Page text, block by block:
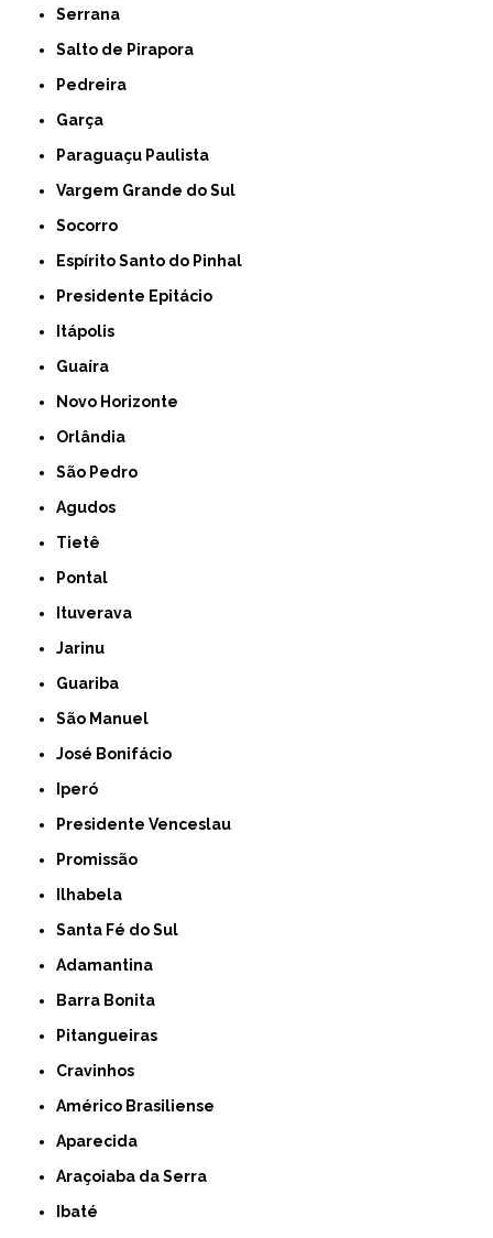
Serrana
Salto de Pirapora
Pedreira
Garça
Paraguaçu Paulista
Vargem Grande do Sul
Socorro
Espírito Santo do Pinhal
Presidente Epitácio
Itápolis
Guaíra
Novo Horizonte
Orlândia
São Pedro
Agudos
Tietê
Pontal
Ituverava
Jarinu
Guariba
São Manuel
José Bonifácio
Iperó
Presidente Venceslau
Promissão
Ilhabela
Santa Fé do Sul
Adamantina
Barra Bonita
Pitangueiras
Cravinhos
Américo Brasiliense
Aparecida
Araçoiaba da Serra
Ibaté